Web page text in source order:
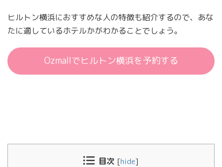
ヒルトン横浜におすすめな人の特徴も紹介するので、あな
たに適しているホテルかがわかることでしょう。
Ozmallでヒルトン横浜を予約する
目次 [hide]